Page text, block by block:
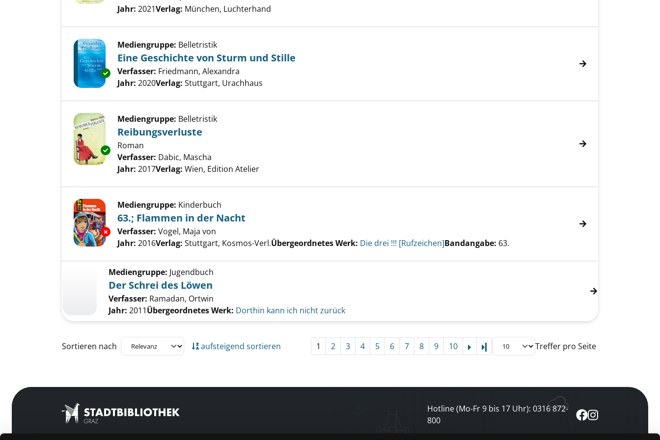
Jahr: 2021Verlag: München, Luchterhand
Exemplar-Details von Eine Geschichte von Sturm und Stille anzeigen
Mediengruppe: Belletristik
Eine Geschichte von Sturm und Stille
Verfasser: Friedmann, Alexandra
Jahr: 2020Verlag: Stuttgart, Urachhaus
Exemplar-Details von Reibungsverluste anzeigen
Mediengruppe: Belletristik
Reibungsverluste
Roman
Verfasser: Dabic, Mascha
Jahr: 2017Verlag: Wien, Edition Atelier
Exemplar-Details von 63.; Flammen in der Nacht anzeigen
Mediengruppe: Kinderbuch
63.; Flammen in der Nacht
Verfasser: Vogel, Maja von
Jahr: 2016Verlag: Stuttgart, Kosmos-Verl.Übergeordnetes Werk: Die drei !!! [Rufzeichen]Bandangabe: 63.
Mediengruppe: Jugendbuch
Der Schrei des Löwen
Verfasser: Ramadan, Ortwin
Jahr: 2011Übergeordnetes Werk: Dorthin kann ich nicht zurück
Zu den Suchfiltern springen
Sortieren nach aufsteigend sortieren 1 2 3 4 5 6 7 8 9 10 Letzte Seite Treffer pro Seite
Hotline (Mo-Fr 9 bis 17 Uhr): 0316 872-
800